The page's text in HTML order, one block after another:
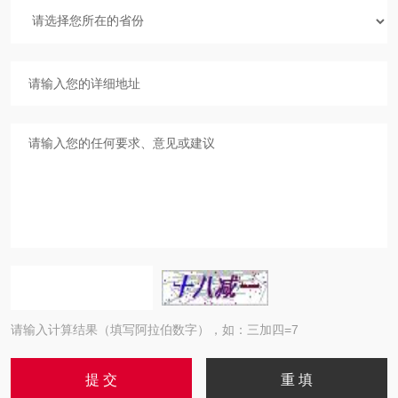
请输入计算结果（填写阿拉伯数字），如：三加四=7